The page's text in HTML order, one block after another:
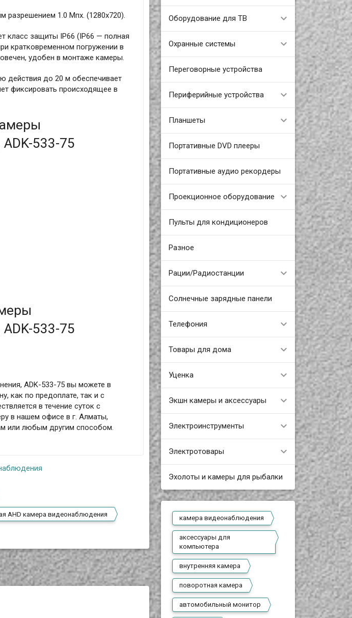
Оборудование для ТВ
Охранные системы
Переговорные устройства
Периферийные устройства
Планшеты
Портативные DVD плееры
Портативные аудио рекордеры
Проекционное оборудование
Пульты для кондиционеров
Разное
Рации/Радиостанции
Солнечные зарядные панели
Телефония
Товары для дома
Уценка
Экшн камеры и аксессуары
Электроинструменты
Электротовары
Эхолоты и камеры для рыбалки
камера видеонаблюдения
аксессуары для
компьютера
внутренняя камера
поворотная камера
автомобильный монитор
разрешением 1.0 Мпх. (1280x720).
класс защиты IP66 (IP66 — полная
кратковременном погружении в
удобен в монтаже камеры.
действия до 20 м обеспечивает
фиксировать происходящее в
533-75
533-75
ADK-533-75 вы можете в
как по предоплате, так и с
в течение суток с
в нашем офисе в г. Алматы,
или любым другим способом.
AHD камера видеонаблюдения